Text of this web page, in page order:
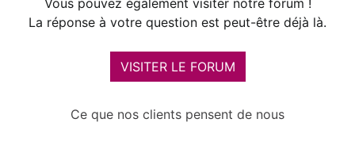
La réponse à votre question est peut-être déjà là.
VISITER LE FORUM
Ce que nos clients pensent de nous